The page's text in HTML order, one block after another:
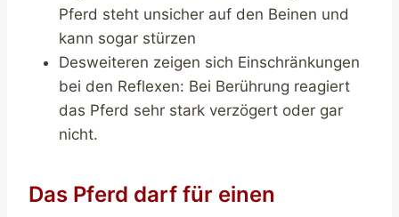
Pferd steht unsicher auf den Beinen und
kann sogar stürzen
Desweiteren zeigen sich Einschränkungen
bei den Reflexen: Bei Berührung reagiert
das Pferd sehr stark verzögert oder gar
nicht.
Das Pferd darf für einen